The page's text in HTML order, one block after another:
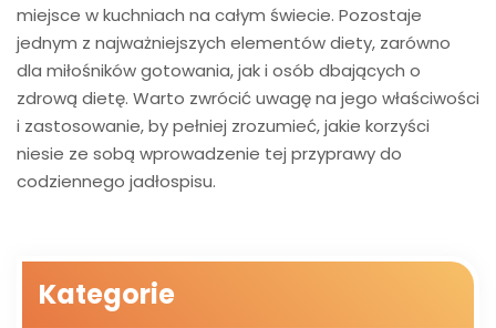
miejsce w kuchniach na całym świecie. Pozostaje
jednym z najważniejszych elementów diety, zarówno
dla miłośników gotowania, jak i osób dbających o
zdrową dietę. Warto zwrócić uwagę na jego właściwości
i zastosowanie, by pełniej zrozumieć, jakie korzyści
niesie ze sobą wprowadzenie tej przyprawy do
codziennego jadłospisu.
Kategorie